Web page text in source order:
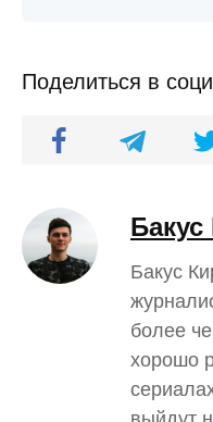
Поделиться в
Бакус
более
хорошо